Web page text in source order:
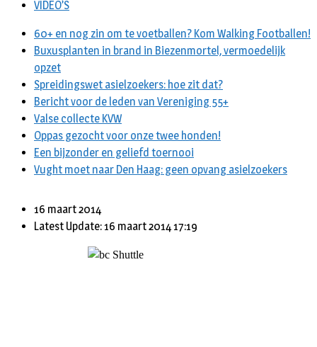
VIDEO’S
60+ en nog zin om te voetballen? Kom Walking Footballen!
Buxusplanten in brand in Biezenmortel, vermoedelijk
opzet
Spreidingswet asielzoekers: hoe zit dat?
Bericht voor de leden van Vereniging 55+
Valse collecte KVW
Oppas gezocht voor onze twee honden!
Een bijzonder en geliefd toernooi
Vught moet naar Den Haag: geen opvang asielzoekers
16 maart 2014
Latest Update: 16 maart 2014 17:19